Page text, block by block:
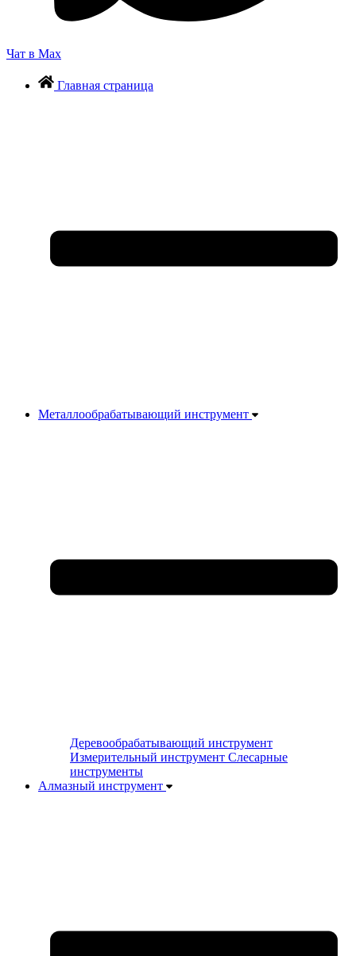
Чат в Max
Главная страница
Металлообрабатывающий инструмент
Деревообрабатывающий инструмент
Измерительный инструмент Слесарные
инструменты
Алмазный инструмент